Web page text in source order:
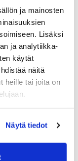
ja mainosten
Lisäksi
ja analytiikka-
käytät
näitä
heille tai joita on
Näytä tiedot